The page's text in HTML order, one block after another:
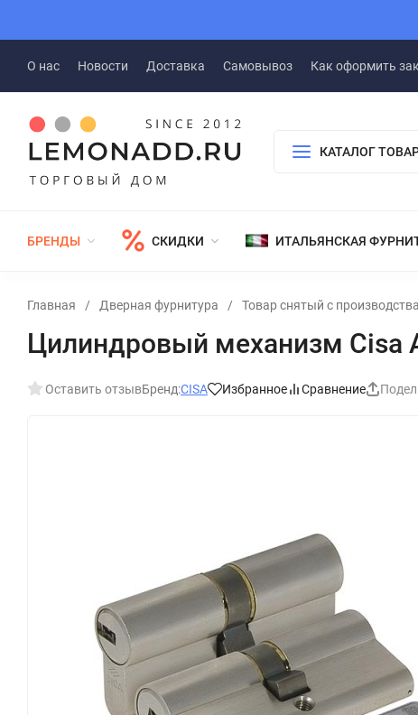
О нас Новости Доставка Самовывоз Как оформить
КАТАЛОГ
БРЕНДЫ СКИДКИ ИТАЛЬЯНСКАЯ
Главная / Дверная фурнитура / Товар снятый с производства
Цилиндровый механизм Cisa
Оставить отзывБренд:CISA Избранное Сравнение